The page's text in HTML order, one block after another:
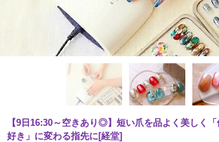
【9日16:30～空きあり◎】短い爪を品よく美しく
好き」に変わる指先に[経堂]